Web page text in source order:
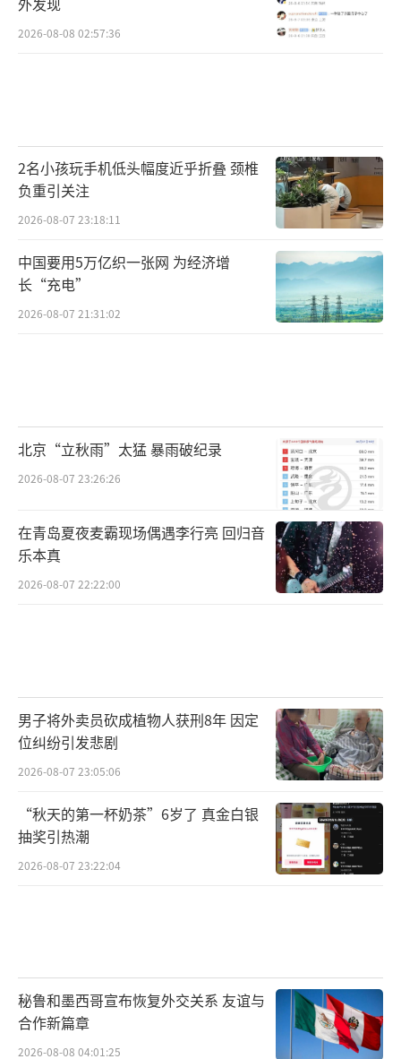
2026-08-08 02:57:36
2名小孩玩手机低头幅度近乎折叠 颈椎
负重引关注
2026-08-07 23:18:11
中国要用5万亿织一张网 为经济增
长“充电”
2026-08-07 21:31:02
北京“立秋雨”太猛 暴雨破纪录
2026-08-07 23:26:26
在青岛夏夜麦霸现场偶遇李行亮 回归音
乐本真
2026-08-07 22:22:00
男子将外卖员砍成植物人获刑8年 因定
位纠纷引发悲剧
2026-08-07 23:05:06
“秋天的第一杯奶茶”6岁了 真金白银
抽奖引热潮
2026-08-07 23:22:04
秘鲁和墨西哥宣布恢复外交关系 友谊与
合作新篇章
2026-08-08 04:01:25